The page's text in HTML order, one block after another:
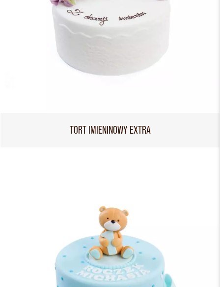
TORT IMIENINOWY EXTRA